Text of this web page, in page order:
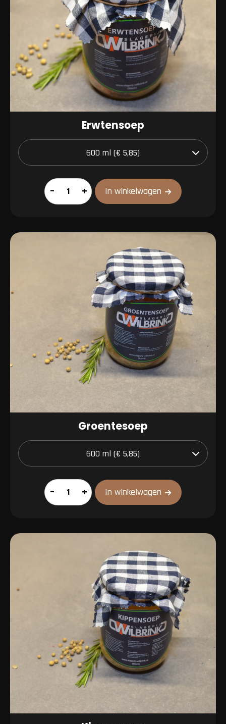
Erwtensoep
Erwtensoep
aantal
– + In winkelwagen
Groentesoep
Groentesoep
aantal
– + In winkelwagen